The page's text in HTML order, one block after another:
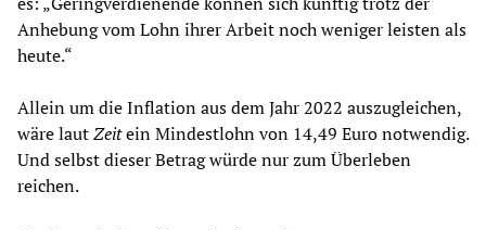
Anhebung vom Lohn ihrer Arbeit noch weniger leisten als
heute.“
Allein um die Inflation aus dem Jahr 2022 auszugleichen,
wäre lautZeitein Mindestlohn von 14,49 Euro notwendig.
Und selbst dieser Betrag würde nur zum Überleben
reichen.